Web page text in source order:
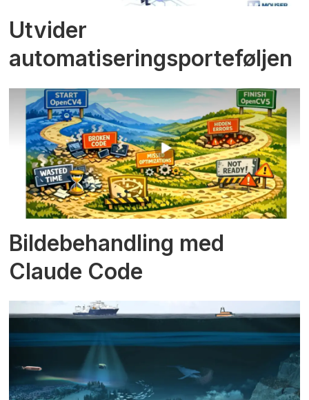
Utvider
automatiseringsporteføljen
Bildebehandling med
Claude Code